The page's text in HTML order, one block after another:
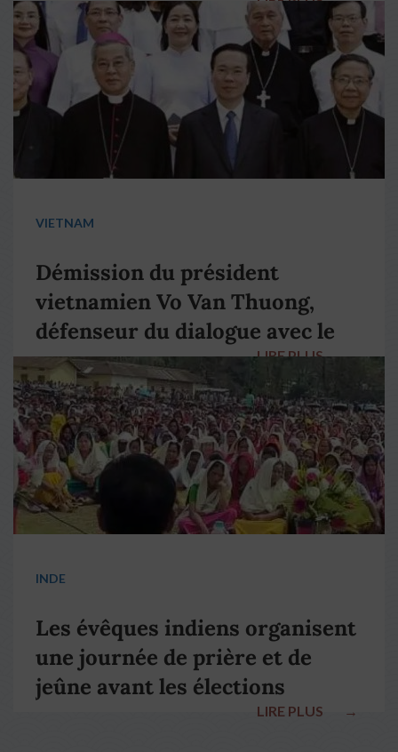
VIETNAM
Démission du président
vietnamien Vo Van Thuong,
défenseur du dialogue avec le
pape François
LIRE PLUS →
INDE
Les évêques indiens organisent
une journée de prière et de
jeûne avant les élections
LIRE PLUS →